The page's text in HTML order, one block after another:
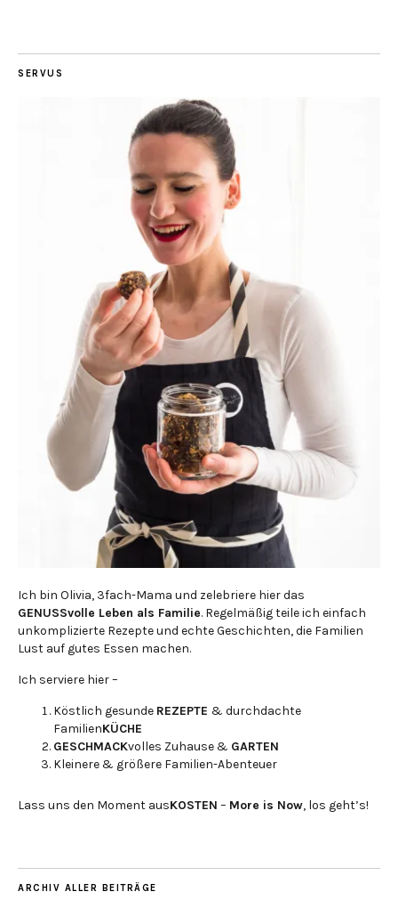
SERVUS
Ich bin Olivia, 3fach-Mama und zelebriere hier das
GENUSSvolle Leben als Familie. Regelmäßig teile ich einfach
unkomplizierte Rezepte und echte Geschichten, die Familien
Lust auf gutes Essen machen.
Ich serviere hier –
Köstlich gesunde REZEPTE & durchdachte
FamilienKÜCHE
GESCHMACKvolles Zuhause & GARTEN
Kleinere & größere Familien-Abenteuer
Lass uns den Moment ausKOSTEN – More is Now, los geht’s!
ARCHIV ALLER BEITRÄGE